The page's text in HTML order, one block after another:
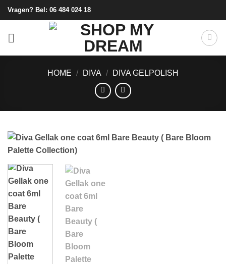
Ga
naar
Vragen? Bel: 06 484 024 18
HOME / DIVA / DIVA GELPOLISH